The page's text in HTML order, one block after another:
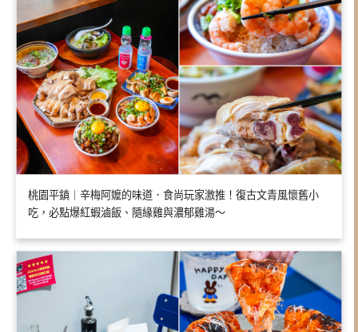
桃園平鎮｜辛梅阿嬤的味道．食尚玩家激推！復古文青風懷舊小
吃，必點爆紅蝦滷飯、隨緣雞與濃郁雞湯～